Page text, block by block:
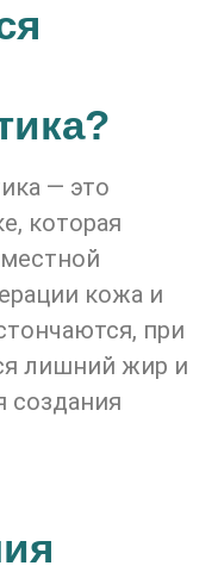
— это
которая
кожа и
при
лишний жир и